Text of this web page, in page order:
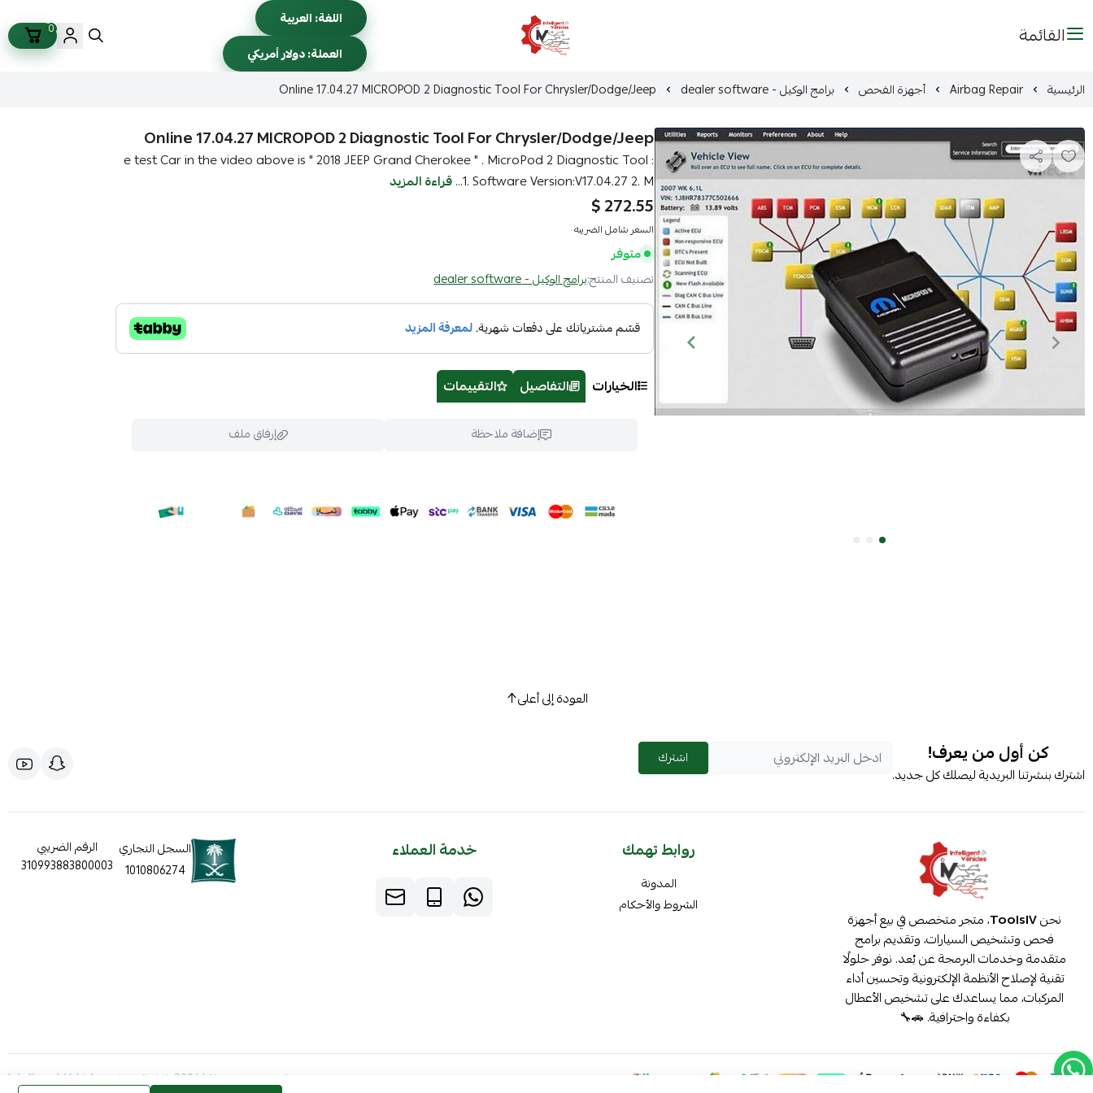
القائمة ذكاء المركبات Intelligent Vehicles
اللغة:العربية
العملة:دولار أمريكي
0
الرئيسية Airbag Repair أجهزة الفحص برامج الوكيل - dealer software Online 17.04.27 MICROPOD 2 Diagnostic Tool For Chrysler/Dodge/Jeep
Online 17.04.27 MICROPOD 2 Diagnostic Tool For Chrysler/Dodge/Jeep
e test Car in the video above is " 2018 JEEP Grand Cherokee " . MicroPod 2 Diagnostic Tool :
1. Software Version:V17.04.27 2. M... قراءة المزيد
272.55 $
السعر شامل الضريبه
متوفر
تصنيف المنتج:برامج الوكيل - dealer software
الخيارات التفاصيل التقييمات
إضافة ملاحظة إرفاق ملف
اسحب و افلت الملف هنا
العودة إلى أعلى
كن أول من يعرف!
اشترك بنشرتنا البريدية ليصلك كل جديد.
اشترك
نحنToolsIV، متجر متخصص في بيع أجهزة
فحص وتشخيص السيارات، وتقديم برامج
متقدمة وخدمات البرمجة عن بُعد. نوفر حلولًا
تقنية لإصلاح الأنظمة الإلكترونية وتحسين أداء
المركبات، مما يساعدك على تشخيص الأعطال
بكفاءة واحترافية. 🚗🔧
روابط تهمك
المدونة
الشروط والأحكام
خدمة العملاء
السجل التجاري
1010806274
الرقم الضريبي
310993883800003
الحقوق محفوظة | 2026 ذكاء المركبات Intelligent Vehicles